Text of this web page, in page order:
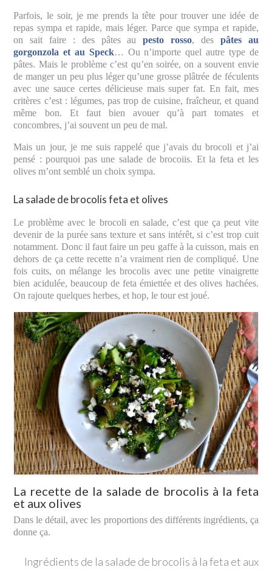
Parfois, le soir, je me prends la tête pour trouver une idée de
repas sympa et rapide, mais léger. Parce que sympa et rapide,
on sait faire : des pâtes aupesto rosso, des pâtes au
gorgonzola et au Speck… Ou n’importe quel autre type de
pâtes. Mais le problème c’est qu’en soirée, on a souvent envie
de manger un peu plus léger qu’une grosse plâtrée de féculents
avec une sauce certes délicieuse mais super fat. En fait, mes
critères c’est : légumes, pas trop de cuisine, fraîcheur, et quand
même bon. Et faut bien avouer qu’à part tomates et
concombres, j’ai souvent un peu de mal.
Mais un jour, je me suis rappelé que j’avais du brocoli et j’ai
pensé : pourquoi pas une salade de brocoiis. Et la feta et les
olives m’ont semblé un choix sympa.
La salade de brocolis feta et olives
Le problème avec le brocoli en salade, c’est que ça peut vite
devenir de la purée sans texture et sans intérêt, si c’est trop cuit
notamment. Donc il faut faire un peu gaffe à la cuisson, mais en
dehors de ça cette recette n’a vraiment rien de compliqué. Une
fois cuits, on mélange les brocolis avec une petite vinaigrette
bien acidulée, beaucoup de feta émiettée et des olives hachées.
On rajoute quelques herbes, et hop, le tour est joué.
La recette de la salade de brocolis à la feta
et aux olives
Dans le détail, avec les proportions des différents ingrédients, ça
donne ça.
Ingrédients de la salade de brocolis à la feta et aux